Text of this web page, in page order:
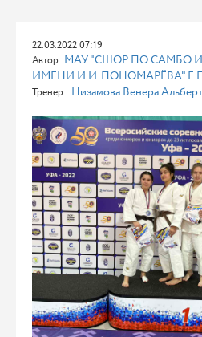
22.03.2022 07:19
Автор: МАУ "СШОР ПО САМБО
ИМЕНИ И.И. ПОНОМАРЁВА" Г.
Тренер : Низамова Венера